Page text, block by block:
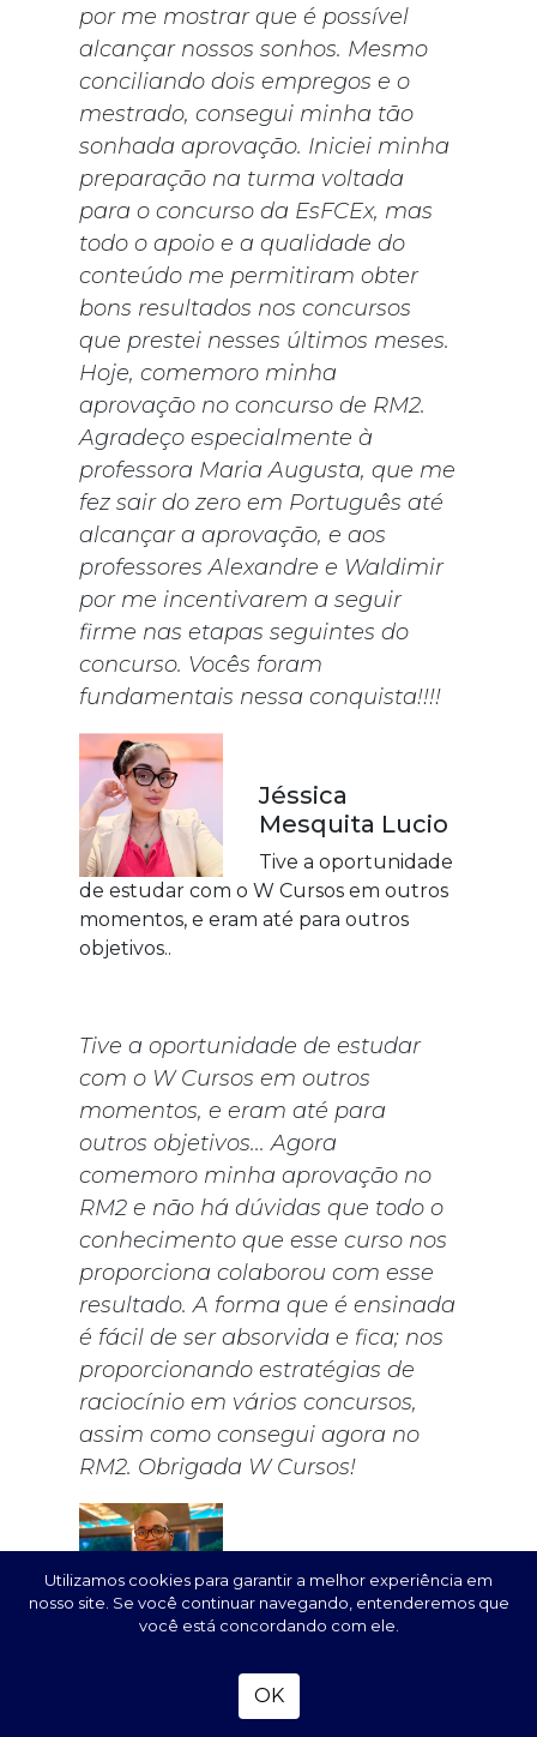
por me mostrar que é possível
alcançar nossos sonhos. Mesmo
conciliando dois empregos e o
mestrado, consegui minha tão
sonhada aprovação. Iniciei minha
preparação na turma voltada
para o concurso da EsFCEx, mas
todo o apoio e a qualidade do
conteúdo me permitiram obter
bons resultados nos concursos
que prestei nesses últimos meses.
Hoje, comemoro minha
aprovação no concurso de RM2.
Agradeço especialmente à
professora Maria Augusta, que me
fez sair do zero em Português até
alcançar a aprovação, e aos
professores Alexandre e Waldimir
por me incentivarem a seguir
firme nas etapas seguintes do
concurso. Vocês foram
fundamentais nessa conquista!!!!
Jéssica
Mesquita Lucio
Tive a oportunidade
de estudar com o W Cursos em outros
momentos, e eram até para outros
objetivos..
Tive a oportunidade de estudar
com o W Cursos em outros
momentos, e eram até para
outros objetivos... Agora
comemoro minha aprovação no
RM2 e não há dúvidas que todo o
conhecimento que esse curso nos
proporciona colaborou com esse
resultado. A forma que é ensinada
é fácil de ser absorvida e fica; nos
proporcionando estratégias de
raciocínio em vários concursos,
assim como consegui agora no
RM2. Obrigada W Cursos!
Santos Veloso
Ao longo da minha
tem sido parte fundamental dessa
Utilizamos cookies para garantir a melhor experiência em
nosso site. Se você continuar navegando, entenderemos que
você está concordando com ele.
OK